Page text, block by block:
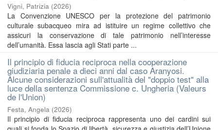
Vigni, Patrizia (2026)
La Convenzione UNESCO per la protezione del patrimonio
culturale subacqueo mira ad istituire un regime collettivo che
assicuri la conservazione di tale patrimonio nell’interesse
dell’umanità. Essa lascia agli Stati parte ...
Il principio di fiducia reciproca nella cooperazione
giudiziaria penale a dieci anni dal caso Aranyosi.
Alcune considerazioni sull'attualità del "doppio test" alla
luce della sentenza Commissione c. Ungheria (Valeurs
de l'Union)
Festa, Angela (2026)
Il principio di fiducia reciproca rappresenta uno dei cardini sui